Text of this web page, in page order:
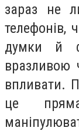
зараз не
телефонів,
думки й
вразливою
впливати.
це